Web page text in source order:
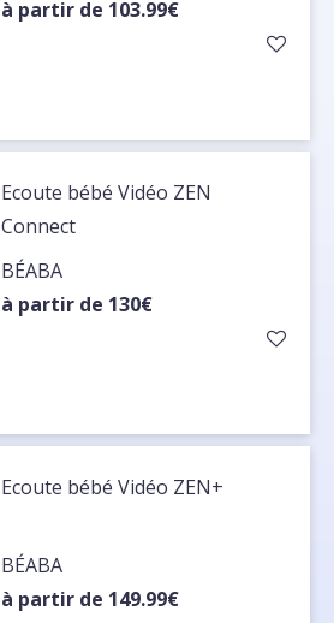
à partir de 103.99€
Ecoute bébé Vidéo ZEN
Connect
BÉABA
à partir de 130€
Ecoute bébé Vidéo ZEN+
BÉABA
à partir de 149.99€